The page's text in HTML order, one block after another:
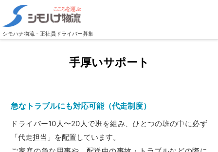
シモハナ物流 - 正社員ドライバー募集
手厚いサポート
急なトラブルにも対応可能（代走制度）
ドライバー10人〜20人で班を組み、ひとつの班の中に必ず
「代走担当」を配置しています。